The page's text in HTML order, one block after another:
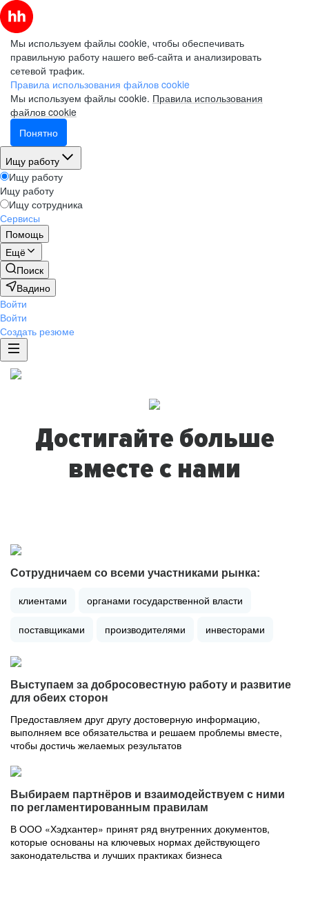
Мы используем файлы cookie, чтобы обеспечивать
правильную работу нашего веб-сайта и анализировать
сетевой трафик.
Правила использования файлов cookie
Мы используем файлы cookie. Правила использования
файлов cookie
Понятно
Ищу работу
Ищу работу
Ищу работу
Ищу сотрудника
Сервисы
Помощь
Ещё
Поиск
Вадино
Войти
Войти
Создать резюме
Достигайте больше
вместе с нами
Сотрудничаем со всеми участниками рынка:
клиентами органами государственной власти
поставщиками производителями инвесторами
Выступаем за добросовестную работу и развитие
для обеих сторон
Предоставляем друг другу достоверную информацию,
выполняем все обязательства и решаем проблемы вместе,
чтобы достичь желаемых результатов
Выбираем партнёров и взаимодействуем с ними
по регламентированным правилам
В ООО «Хэдхантер» принят ряд внутренних документов,
которые основаны на ключевых нормах действующего
законодательства и лучших практиках бизнеса